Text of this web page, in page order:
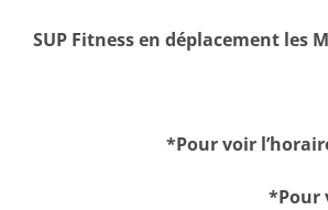
SUP Fitness en déplacement les
*Pour voir
*Pour